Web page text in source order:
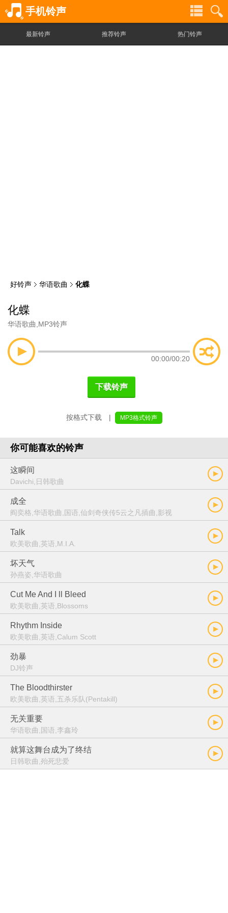
手机铃声
最新铃声 推荐铃声 热门铃声
好铃声 华语歌曲 化蝶
化蝶
华语歌曲 MP3铃声
00:00/00:20
下载铃声
按格式下载 | MP3格式铃声
你可能喜欢的铃声
这瞬间
Davichi,日韩歌曲
成全
阎奕格,华语歌曲,国语,仙剑奇侠传5云之凡插曲,影视
Talk
欧美歌曲,英语,M.I.A.
坏天气
孙燕姿,华语歌曲
Cut Me And I ll Bleed
欧美歌曲,英语,Blossoms
Rhythm Inside
欧美歌曲,英语,Calum Scott
劲暴
DJ铃声
The Bloodthirster
欧美歌曲,英语,五杀乐队(Pentakill)
无关重要
华语歌曲,国语,李鑫玲
就算这舞台成为了终结
日韩歌曲,殆死悲爱